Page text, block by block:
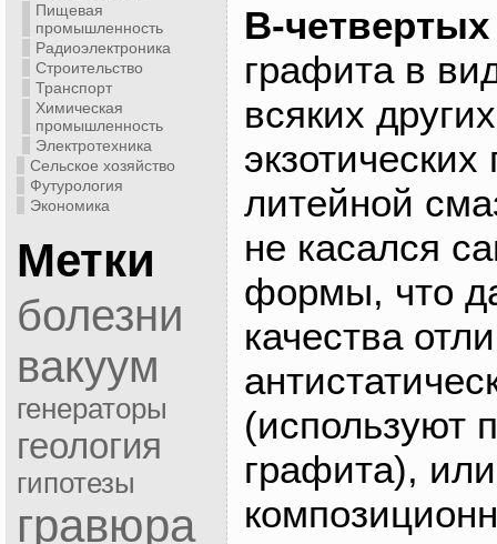
Пищевая
промышленность
Радиоэлектроника
Строительство
Транспорт
Химическая
промышленность
Электротехника
Сельское хозяйство
Футурология
Экономика
Метки
болезни
вакуум
генераторы
геология
гипотезы
гравюра
В-четвертых
графита в
всяких
литейной
не касался
формы, что
качества
(используют
графита),